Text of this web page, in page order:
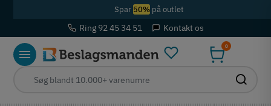
Spar 50%på outlet
Ring 92 45 34 51 Kontakt os
0